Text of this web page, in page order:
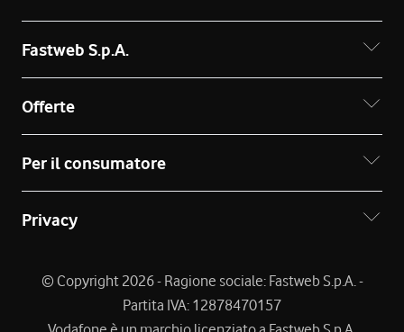
Fastweb S.p.A.
Offerte
Per il consumatore
Privacy
© Copyright 2026 - Ragione sociale: Fastweb S.p.A. -
Partita IVA: 12878470157